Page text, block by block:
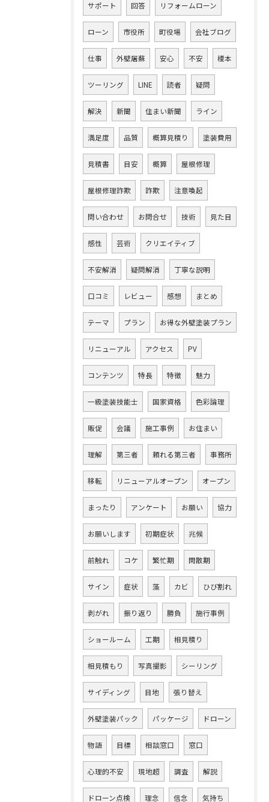
サポート 回答 リフォームローン
ローン 市役所 町役場 会社ブログ
仕事 外壁屠蘇 安心 不安 榎本
ツーリング LINE 読者 疑問
解決 新聞 住まい新聞 ライン
満足度 品質 概算見積り 塗装費用
見積書 目安 概算 屋根修理
屋根修理詐欺 詐欺 注意喚起
問い合わせ お問合せ 技術 見た目
感性 芸術 クリエイティブ
不安解消 疑問解消 丁寧な説明
口コミ レビュー 感想 まとめ
テーマ プラン お得な外壁塗装プラン
リニューアル アクセス PV
コンテンツ 特長 特徴 魅力
一級塗装技能士 国家資格 色彩論理
販促 会議 施工事例 お住まい
理解 第三者 頼れる第三者 事務所
移転 リニューアルオープン オープン
まったり アンケート お願い 協力
お願いします 初期症状 兆候
前触れ コケ 繁忙期 閑散期
サイン 症状 藻 カビ ひび割れ
剥がれ 振り返り 勝負 施行事例
ショールーム 工期 相見積り
相見積もり 写真撮影 シーリング
サイディング 目地 張り替え
外壁塗装パック パッケージ ドローン
物語 目標 相談窓口 窓口
心理的不安 現地超 調査 解説
ドローン点検 理念 信念 気持ち